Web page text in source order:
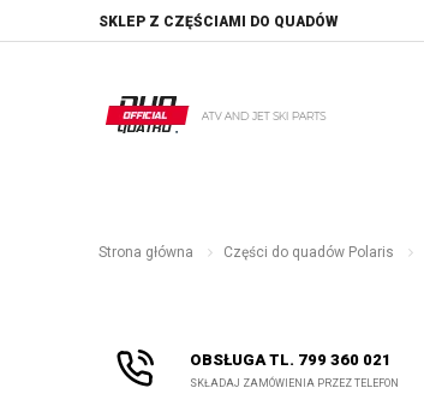
SKLEP Z CZĘŚCIAMI DO QUADÓW
Strona główna Części do quadów Polaris
OBSŁUGA TL. 799 360 021
SKŁADAJ ZAMÓWIENIA PRZEZ TELEFON